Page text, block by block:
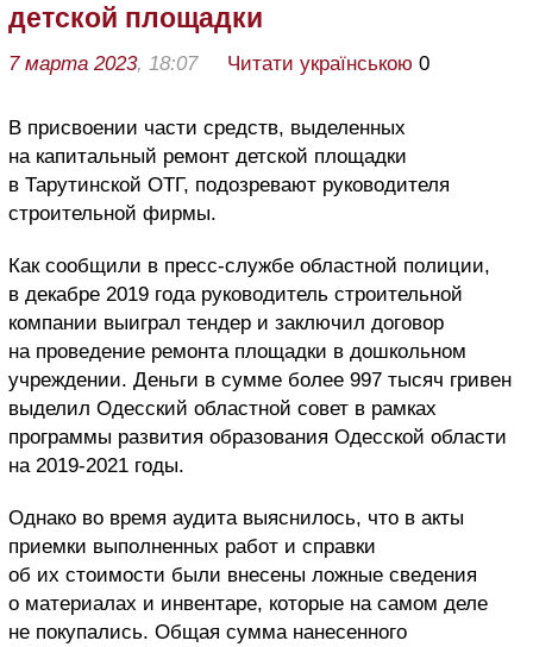
детской площадки
7 марта 2023, 18:07 Читати українською 0
В присвоении части средств, выделенных
на капитальный ремонт детской площадки
в Тарутинской ОТГ, подозревают руководителя
строительной фирмы.
Как сообщили в пресс-службе областной полиции,
в декабре 2019 года руководитель строительной
компании выиграл тендер и заключил договор
на проведение ремонта площадки в дошкольном
учреждении. Деньги в сумме более 997 тысяч гривен
выделил Одесский областной совет в рамках
программы развития образования Одесской области
на 2019-2021 годы.
Однако во время аудита выяснилось, что в акты
приемки выполненных работ и справки
об их стоимости были внесены ложные сведения
о материалах и инвентаре, которые на самом деле
не покупались. Общая сумма нанесенного